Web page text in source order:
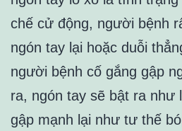
chế cử động, người bệnh
ngón tay lại hoặc duỗi
người bệnh cố gắng gập
ra, ngón tay sẽ bật ra như
gập mạnh lại như tư thế